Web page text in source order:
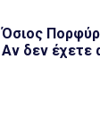
Όσιος
Αν δεν έχετε